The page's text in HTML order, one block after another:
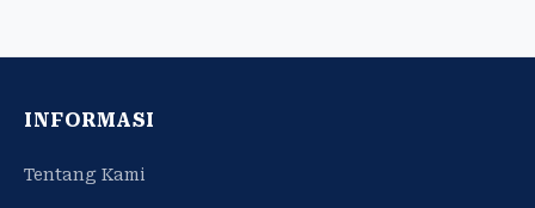
INFORMASI
Tentang Kami